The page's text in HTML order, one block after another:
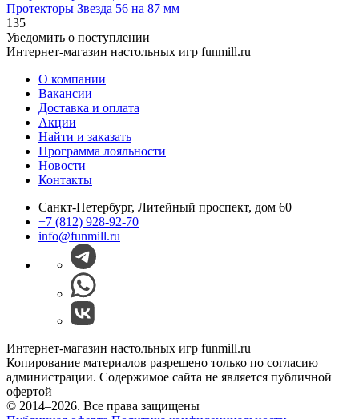
Протекторы Звезда 56 на 87 мм
135
Уведомить о поступлении
Интернет-магазин настольных игр funmill.ru
О компании
Вакансии
Доставка и оплата
Акции
Найти и заказать
Программа лояльности
Новости
Контакты
Санкт-Петербург, Литейный проспект, дом 60
+7 (812) 928-92-70
info@funmill.ru
Интернет-магазин настольных игр funmill.ru
Копирование материалов разрешено только по согласию
администрации. Содержимое сайта не является публичной
офертой
© 2014–2026. Все права защищены